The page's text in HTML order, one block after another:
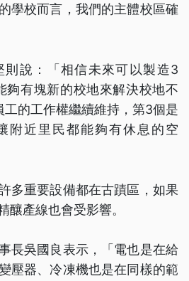
學校而言，我們的主體校區確
則說：「相信未來可以製造3
夠有塊新的校地來解決校地不
工的工作權繼續維持，第3個是
附近里民都能夠有休息的空
多重要設備都在古蹟區，如果
釀產線也會受影響。
長吳國良表示，「電也是在給
壓器、冷凍機也是在同樣的範